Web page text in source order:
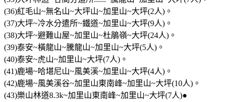
(36)紅毛山~無名山~大坪山~加里山~大坪(2人)。
(37)大坪~冷水分遣所~鐵道~加里山~大坪(9人)。
(38)大坪~避難山屋~加里山~杜鵑嶺~大坪(24人)。
(39)泰安~橫龍山~騰龍山~加里山~大坪(5人)。
(40)泰安~虎山~加里山~大坪(7人)。
(41)鹿場~哈堪尼山~風美溪~加里山~大坪(4人)。
(42)鹿場~風美溪谷~加里山東南峰~加里山~大坪(10人)。
(43)樂山林道8.3k~加里山東南峰~加里山~大坪(7人)●